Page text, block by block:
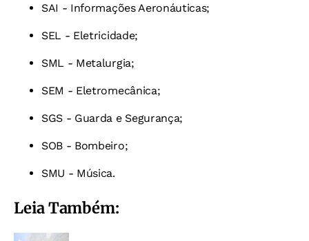
SAI - Informações Aeronáuticas;
SEL - Eletricidade;
SML - Metalurgia;
SEM - Eletromecânica;
SGS - Guarda e Segurança;
SOB - Bombeiro;
SMU - Música.
Leia Também: